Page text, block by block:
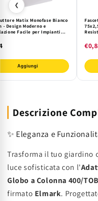
❮
Matix Monofase Bianco
- Design Moderno e
Facile per Impianti
Aggiungi
e
Descrizione
✨ Eleganza e
Trasforma il tuo giardino
luce sofisticata con l'
Globo a Colonna 400/
firmato Elmark.